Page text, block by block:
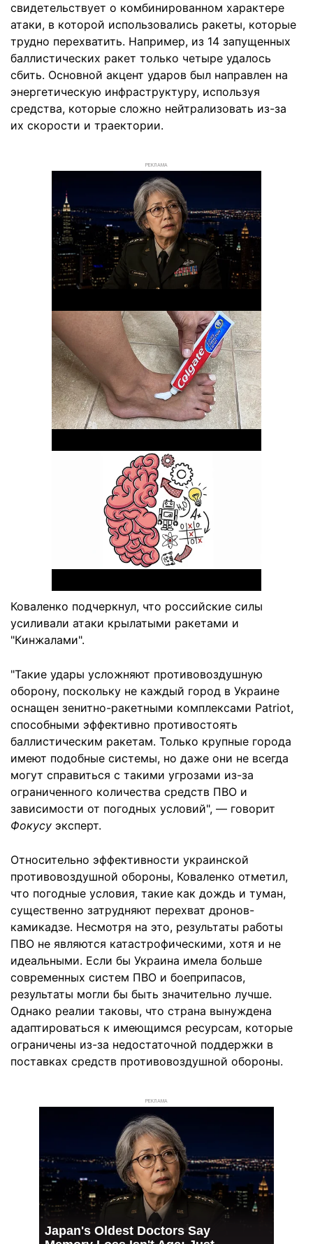
свидетельствует о комбинированном характере
атаки, в которой использовались ракеты, которые
трудно перехватить. Например, из 14 запущенных
баллистических ракет только четыре удалось
сбить. Основной акцент ударов был направлен на
энергетическую инфраструктуру, используя
средства, которые сложно нейтрализовать из-за
их скорости и траектории.
РЕКЛАМА
Коваленко подчеркнул, что российские силы
усиливали атаки крылатыми ракетами и
"Кинжалами".
"Такие удары усложняют противовоздушную
оборону, поскольку не каждый город в Украине
оснащен зенитно-ракетными комплексами Patriot,
способными эффективно противостоять
баллистическим ракетам. Только крупные города
имеют подобные системы, но даже они не всегда
могут справиться с такими угрозами из-за
ограниченного количества средств ПВО и
зависимости от погодных условий", — говорит
Фокусу эксперт.
Относительно эффективности украинской
противовоздушной обороны, Коваленко отметил,
что погодные условия, такие как дождь и туман,
существенно затрудняют перехват дронов-
камикадзе. Несмотря на это, результаты работы
ПВО не являются катастрофическими, хотя и не
идеальными. Если бы Украина имела больше
современных систем ПВО и боеприпасов,
результаты могли бы быть значительно лучше.
Однако реалии таковы, что страна вынуждена
адаптироваться к имеющимся ресурсам, которые
ограничены из-за недостаточной поддержки в
поставках средств противовоздушной обороны.
РЕКЛАМА